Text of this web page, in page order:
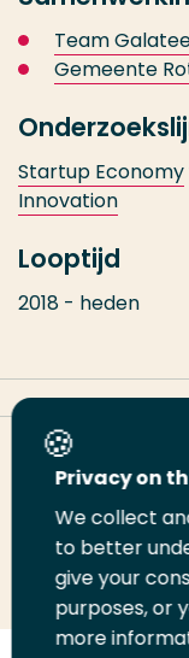
Team
Gemeente
Startup Economy
Innovation
Looptijd
2018 - heden
Deel deze pagina
Deel
LinkedIn
Deel
op
Twitter
op
Privacy on
We collect
to better
give your
purposes, or
more